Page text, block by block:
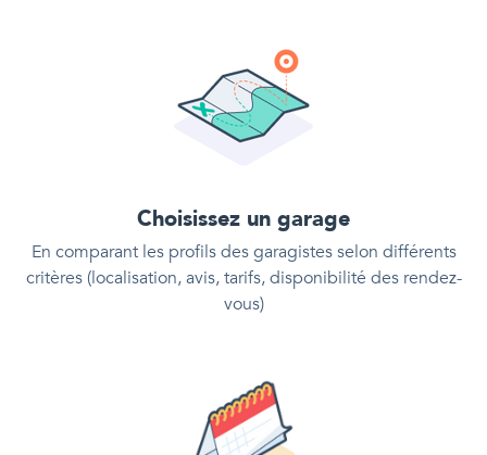
Choisissez un garage
En comparant les profils des garagistes selon différents
critères (localisation, avis, tarifs, disponibilité des rendez-
vous)